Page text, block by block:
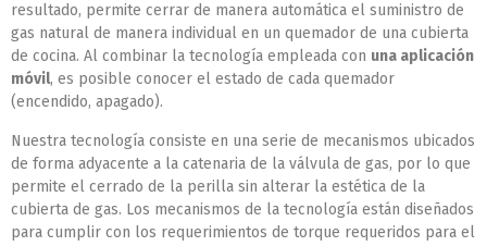
resultado, permite cerrar de manera automática el suministro de
gas natural de manera individual en un quemador de una cubierta
de cocina. Al combinar la tecnología empleada con una aplicación
móvil, es posible conocer el estado de cada quemador
(encendido, apagado).
Nuestra tecnología consiste en una serie de mecanismos ubicados
de forma adyacente a la catenaria de la válvula de gas, por lo que
permite el cerrado de la perilla sin alterar la estética de la
cubierta de gas. Los mecanismos de la tecnología están diseñados
para cumplir con los requerimientos de torque requeridos para el